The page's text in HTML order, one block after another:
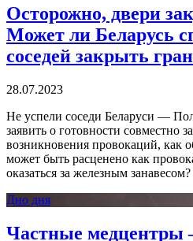
Осторожно, двери
Может ли Беларусь
соседей закрыть
28.07.2023
Не успели соседи Беларуси —
заявить о готовности совместно
возникновения провокаций, как
может быть расценено как
оказаться за железным занавесом?
Дно дня
Частные медцентры